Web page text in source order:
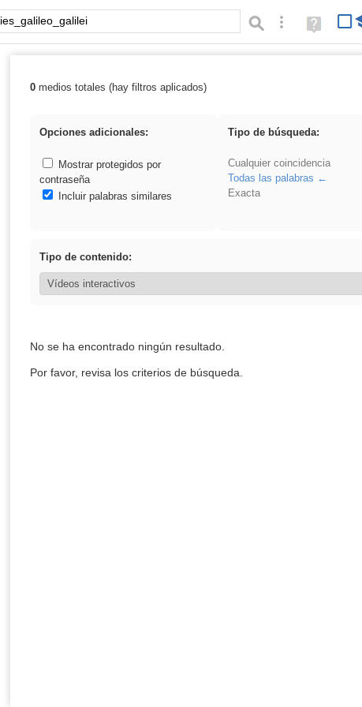
Palabra o frase: Búsqueda avanzada
Ayuda
(en
Resultados de: ies_galileo_galilei
0medios totales (hay filtros aplicados)
Opciones adicionales:
Mostrar protegidos por
contraseña
Incluir palabras similares
Tipo de búsqueda:
Cualquier coincidencia
Todas las palabras
Exacta
Tipo de contenido:
No se ha encontrado ningún resultado.
Por favor, revisa los criterios de búsqueda.